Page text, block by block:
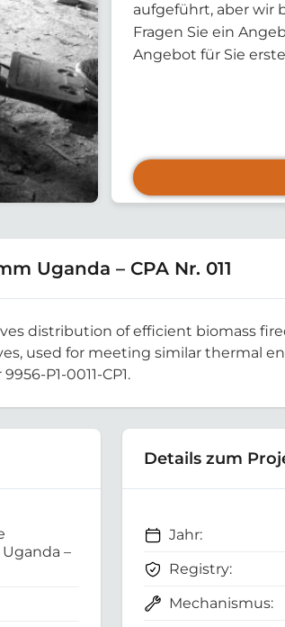
aufgeführt, aber wir
Fragen Sie ein
Angebot für Sie
Uganda – CPA Nr. 011
distribution of efficient biomass
used for meeting similar thermal
P1-0011-CP1.
–
Details zum
Jahr:
Registry:
Mechanismus: